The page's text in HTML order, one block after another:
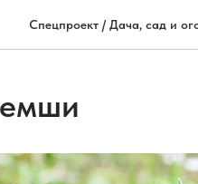
Спецпроект / Дача, сад и